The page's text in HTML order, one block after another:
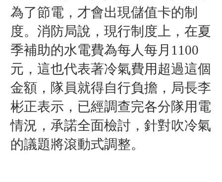
為了節電，才會出現儲值卡的制
度。消防局說，現行制度上，在夏
季補助的水電費為每人每月1100
元，這也代表著冷氣費用超過這個
金額，隊員就得自行負擔，局長李
彬正表示，已經調查完各分隊用電
情況，承諾全面檢討，針對吹冷氣
的議題將滾動式調整。